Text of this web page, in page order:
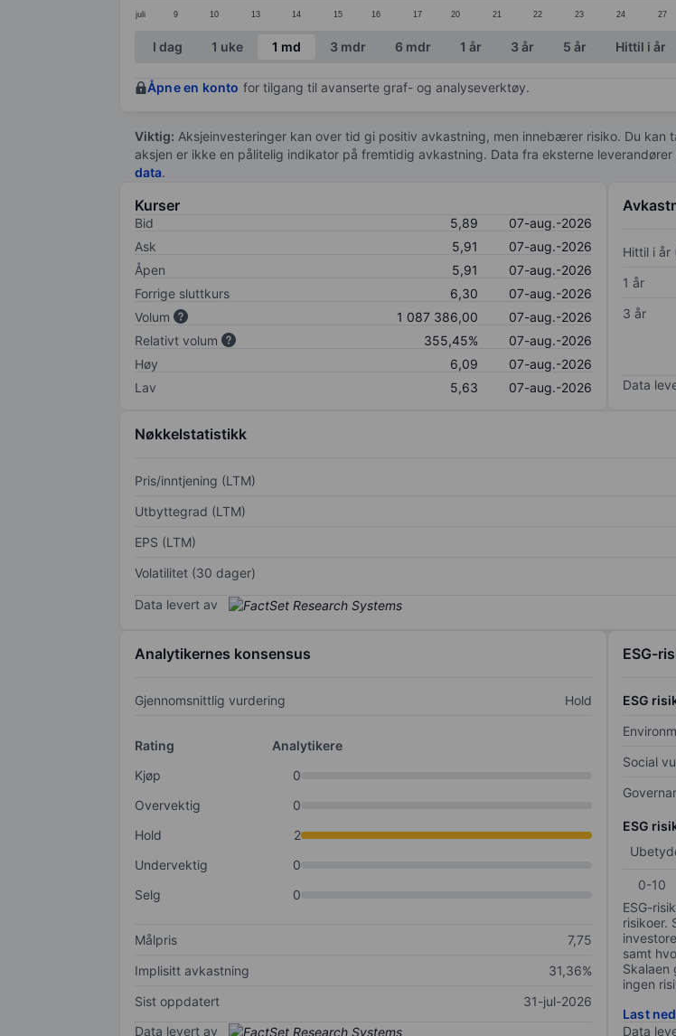
juli 9 10 13 14 15 16 17 20 21 22 23 24 27
End of interactive chart.
I dag 1 uke 1 md 3 mdr 6 mdr 1 år 3 år 5 år Hittil i år
Åpne en konto for tilgang til avanserte graf- og analyseverktøy.
Viktig: Aksjeinvesteringer kan over tid gi positiv avkastning, men innebærer risiko. Du
aksjen er ikke en pålitelig indikator på fremtidig avkastning. Data fra eksterne
data.
Kurser
Bid 5,89
07-aug.-2026
Ask
5,91
07-aug.-2026
Åpen
5,91
07-aug.-2026
Forrige sluttkurs
6,30
07-aug.-2026
Volum
1 087 386,00
07-aug.-2026
Relativt volum
355,45%
07-aug.-2026
Høy
6,09
07-aug.-2026
Lav
5,63 07-aug.-2026
Hittil i år
1 år
3 år
Data
Nøkkelstatistikk
Pris/inntjening (LTM)
Utbyttegrad (LTM)
EPS (LTM)
Volatilitet (30 dager)
Data levert av
Analytikernes konsensus
Gjennomsnittlig vurdering Hold
Rating
Analytikere
Kjøp
0
Overvektig
0
Hold
2
Undervektig
0
Selg
0
Målpris
7,75
Implisitt avkastning
31,36%
Sist oppdatert
31-jul-2026
Data levert av
ESG-
ESG
Social
ESG
0-10
ESG-
risikoer.
samt
Skalaen
ingen
Last
Data